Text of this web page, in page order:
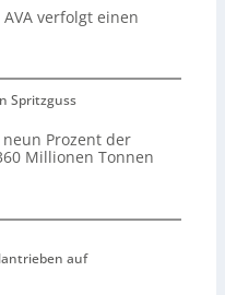
verfolgt einen
Spritzguss
Prozent der
Millionen Tonnen
auf